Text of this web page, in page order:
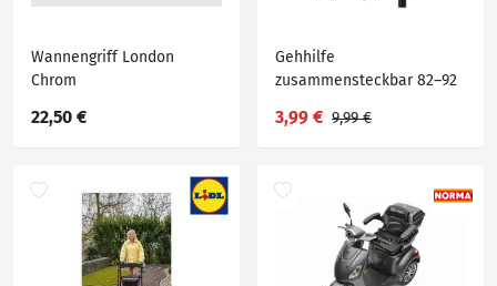
Wannengriff London
Chrom
22,50 €
Gehhilfe
zusammensteckbar 82–92
3,99 € 9,99 €